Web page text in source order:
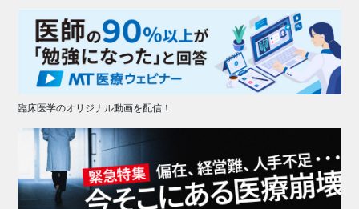
臨床医学のオリジナル動画を配信！